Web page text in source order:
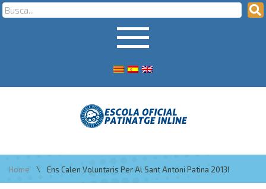
Home \ Ens Calen Voluntaris Per Al Sant Antoni Patina 2013!